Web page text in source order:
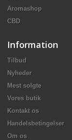
Aromashop
CBD
Information
Tilbud
Nyheder
Mest solgte
Vores butik
Kontakt os
Handelsbetingelser
Om os